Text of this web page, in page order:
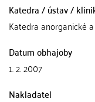
Katedra / ústav /
Katedra anorganické
Datum obhajoby
1. 2. 2007
Nakladatel